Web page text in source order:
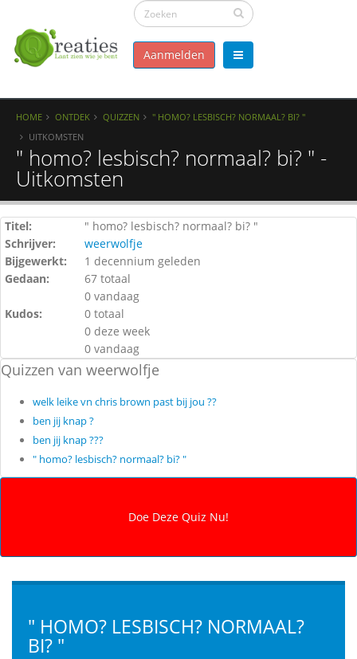
Aanmelden
HOME ONTDEK QUIZZEN
" HOMO? LESBISCH? NORMAAL? BI? "
UITKOMSTEN
" homo? lesbisch? normaal? bi? " -
Uitkomsten
Titel:
" homo? lesbisch? normaal? bi? "
Schrijver:
weerwolfje
Bijgewerkt:
1 decennium geleden
Gedaan:
67 totaal
0 vandaag
Kudos:
0 totaal
0 deze week
0 vandaag
Quizzen van weerwolfje
welk leike vn chris brown past bij jou ??
ben jij knap ?
ben jij knap ???
" homo? lesbisch? normaal? bi? "
" HOMO? LESBISCH? NORMAAL?
BI? "